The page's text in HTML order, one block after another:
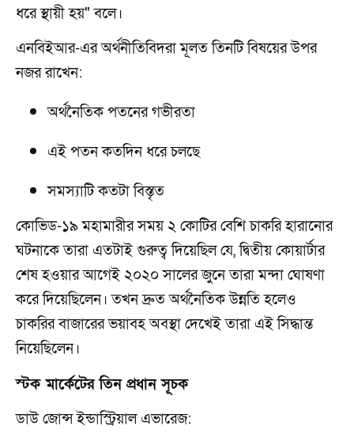
ধরে স্থায়ী হয়" বলে।
এনবিইআর-এর অর্থনীতিবিদরা মূলত তিনটি বিষয়ের উপর
নজর রাখেন:
অর্থনৈতিক পতনের গভীরতা
এই পতন কতদিন ধরে চলছে
সমস্যাটি কতটা বিস্তৃত
কোভিড-১৯ মহামারীর সময় ২ কোটির বেশি চাকরি হারানোর
ঘটনাকে তারা এতটাই গুরুত্ব দিয়েছিল যে, দ্বিতীয় কোয়ার্টার
শেষ হওয়ার আগেই ২০২০ সালের জুনে তারা মন্দা ঘোষণা
করে দিয়েছিলেন। তখন দ্রুত অর্থনৈতিক উন্নতি হলেও
চাকরির বাজারের ভয়াবহ অবস্থা দেখেই তারা এই সিদ্ধান্ত
নিয়েছিলেন।
স্টক মার্কেটের তিন প্রধান সূচক
ডাউ জোন্স ইন্ডাস্ট্রিয়াল এভারেজ: